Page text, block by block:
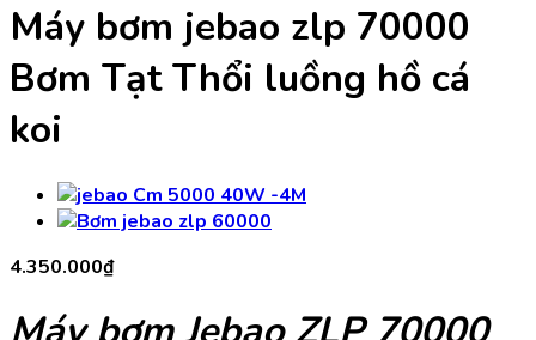
Máy bơm jebao zlp 70000
Bơm Tạt Thổi luồng hồ cá
koi
4.350.000₫